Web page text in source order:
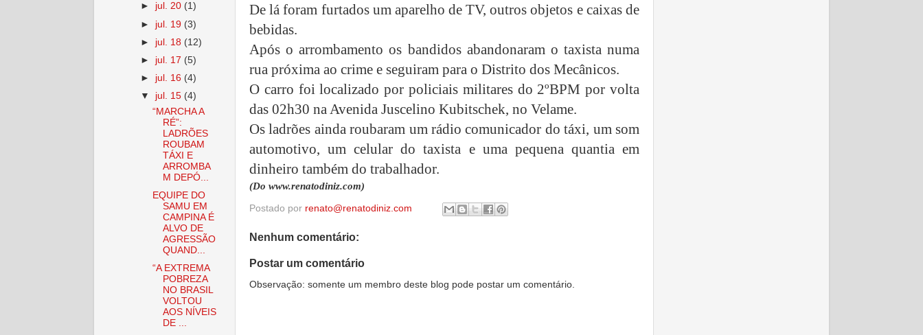
De lá foram furtados um aparelho de TV, outros objetos e caixas de
bebidas.
Após o arrombamento os bandidos abandonaram o taxista numa
rua próxima ao crime e seguiram para o Distrito dos Mecânicos.
O carro foi localizado por policiais militares do 2ºBPM por volta
das 02h30 na Avenida Juscelino Kubitschek, no Velame.
Os ladrões ainda roubaram um rádio comunicador do táxi, um som
automotivo, um celular do taxista e uma pequena quantia em
dinheiro também do trabalhador.
(Do www.renatodiniz.com)
Postado por renato@renatodiniz.com
Nenhum comentário:
Postar um comentário
Observação: somente um membro deste blog pode postar um comentário.
► jul. 20 (1)
► jul. 19 (3)
► jul. 18 (12)
► jul. 17 (5)
► jul. 16 (4)
▼ jul. 15 (4)
“MARCHA A
RÉ”:
LADRÕES
ROUBAM
TÁXI E
ARROMBA
M DEPÓ...
EQUIPE DO
SAMU EM
CAMPINA É
ALVO DE
AGRESSÃO
QUAND...
“A EXTREMA
POBREZA
NO BRASIL
VOLTOU
AOS NÍVEIS
DE ...